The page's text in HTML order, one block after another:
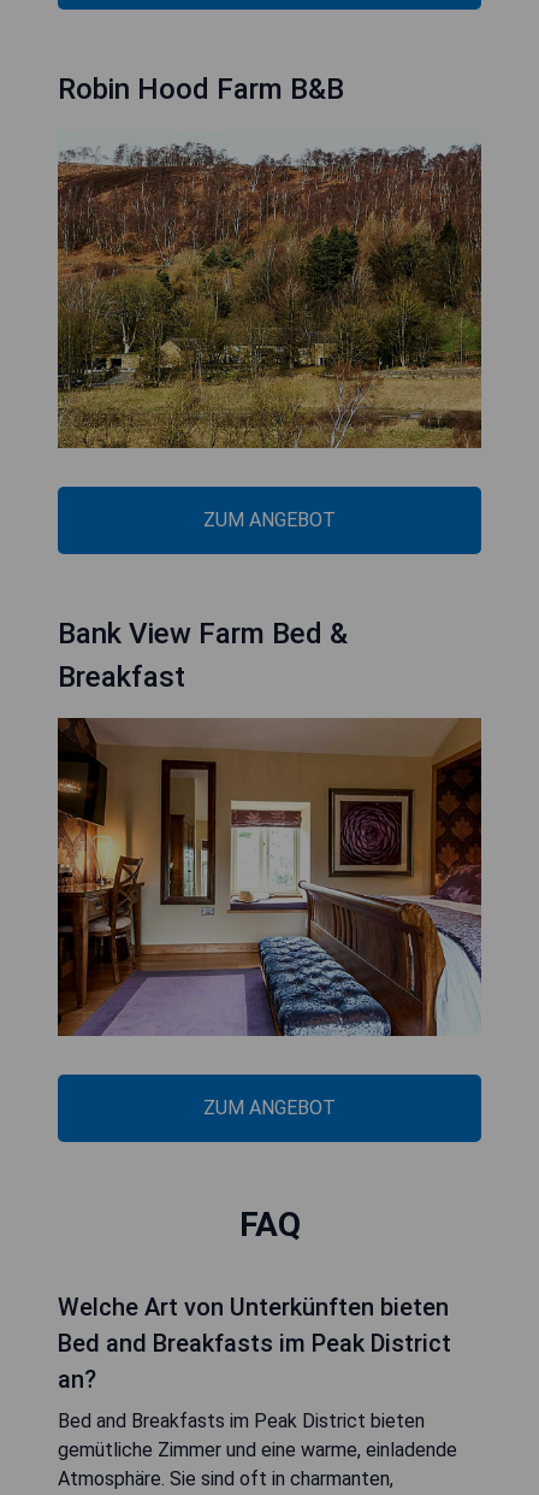
Robin Hood Farm B&B
ZUM ANGEBOT
Bank View Farm Bed &
Breakfast
ZUM ANGEBOT
FAQ
Welche Art von Unterkünften bieten
Bed and Breakfasts im Peak District
an?
Bed and Breakfasts im Peak District bieten
gemütliche Zimmer und eine warme, einladende
Atmosphäre. Sie sind oft in charmanten,